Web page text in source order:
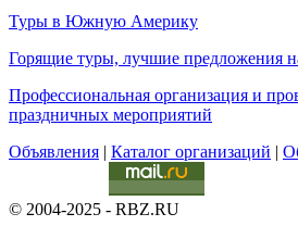
Туры в Южную Америку
Горящие туры, лучшие предложения
Профессиональная организация и
праздничных мероприятий
Объявления | Каталог организаций |
© 2004-2025 - RBZ.RU